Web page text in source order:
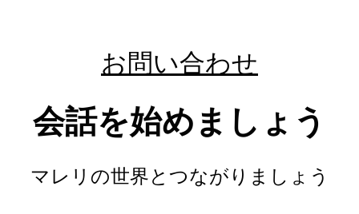
お問い合わせ
会話を始めましょう
マレリの世界とつながりましょう